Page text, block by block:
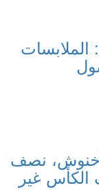
نصف
غير